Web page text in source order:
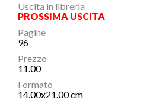
Uscita in libreria
PROSSIMA USCITA
Pagine
96
Prezzo
11.00
Formato
14.00x21.00 cm